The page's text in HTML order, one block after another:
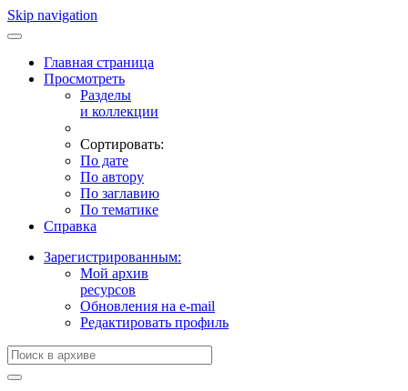
Skip navigation
Главная страница
Просмотреть
Разделы
и коллекции
Сортировать:
По дате
По автору
По заглавию
По тематике
Справка
Зарегистрированным:
Мой архив
ресурсов
Обновления на e-mail
Редактировать профиль